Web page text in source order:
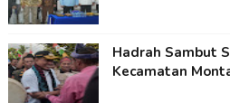
Hadrah Sambut
Kecamatan